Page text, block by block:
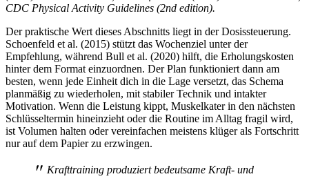
CDC Physical Activity Guidelines (2nd edition).
Der praktische Wert dieses Abschnitts liegt in der Dosissteuerung.
Schoenfeld et al. (2015) stützt das Wochenziel unter der
Empfehlung, während Bull et al. (2020) hilft, die Erholungskosten
hinter dem Format einzuordnen. Der Plan funktioniert dann am
besten, wenn jede Einheit dich in die Lage versetzt, das Schema
planmäßig zu wiederholen, mit stabiler Technik und intakter
Motivation. Wenn die Leistung kippt, Muskelkater in den nächsten
Schlüsseltermin hineinzieht oder die Routine im Alltag fragil wird,
ist Volumen halten oder vereinfachen meistens klüger als Fortschritt
nur auf dem Papier zu erzwingen.
" Krafttraining produziert bedeutsame Kraft- und